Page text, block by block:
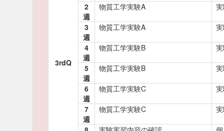
3rdQ
2
週
物質工学実験A
3
週
物質工学実験A
4
週
物質工学実験B
5
週
物質工学実験B
6
週
物質工学実験C
7
週
物質工学実験C